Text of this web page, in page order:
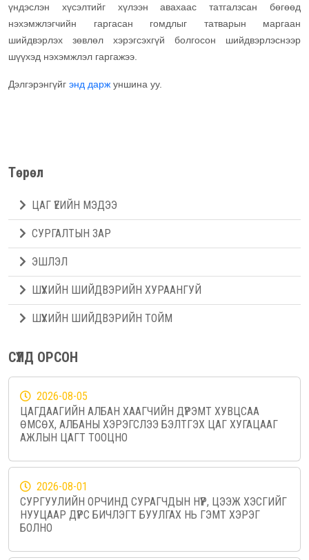
үндэслэн хүсэлтийг хүлээн авахаас татгалзсан бөгөөд
нэхэмжлэгчийн гаргасан гомдлыг татварын маргаан
шийдвэрлэх зөвлөл хэрэгсэхгүй болгосон шийдвэрлэснээр
шүүхэд нэхэмжлэл гаргажээ.
Дэлгэрэнгүйг энд дарж уншина уу.
Төрөл
ЦАГ ҮЕИЙН МЭДЭЭ
СУРГАЛТЫН ЗАР
ЭШЛЭЛ
ШҮҮХИЙН ШИЙДВЭРИЙН ХУРААНГУЙ
ШҮҮХИЙН ШИЙДВЭРИЙН ТОЙМ
СҮҮЛД ОРСОН
2026-08-05
ЦАГДААГИЙН АЛБАН ХААГЧИЙН ДҮРЭМТ ХУВЦСАА
ӨМСӨХ, АЛБАНЫ ХЭРЭГСЛЭЭ БЭЛТГЭХ ЦАГ ХУГАЦААГ
АЖЛЫН ЦАГТ ТООЦНО
2026-08-01
СУРГУУЛИЙН ОРЧИНД СУРАГЧДЫН НҮҮР, ЦЭЭЖ ХЭСГИЙГ
НУУЦААР ДҮРС БИЧЛЭГТ БУУЛГАХ НЬ ГЭМТ ХЭРЭГ
БОЛНО